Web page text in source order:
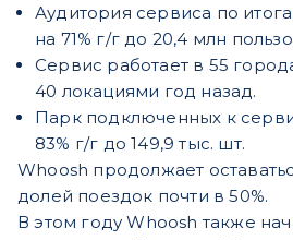
Аудитория сервиса по
на 71% г/г до 20,4 млн
Сервис работает в 55
40 локациями год назад.
Парк подключенных к
83% г/г до 149,9 тыс. шт.
Whoosh продолжает
долей поездок почти в 50%.
В этом году Whoosh также